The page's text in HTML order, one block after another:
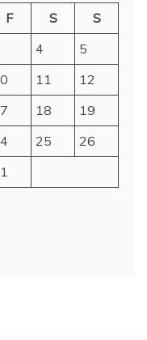
F S
S
4
5
11
12
18
19
25
26